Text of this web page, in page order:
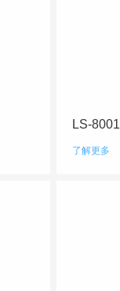
LS-8001
了解更多